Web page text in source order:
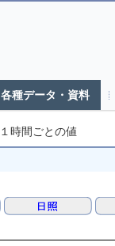
各種データ・資料
１時間ごとの値